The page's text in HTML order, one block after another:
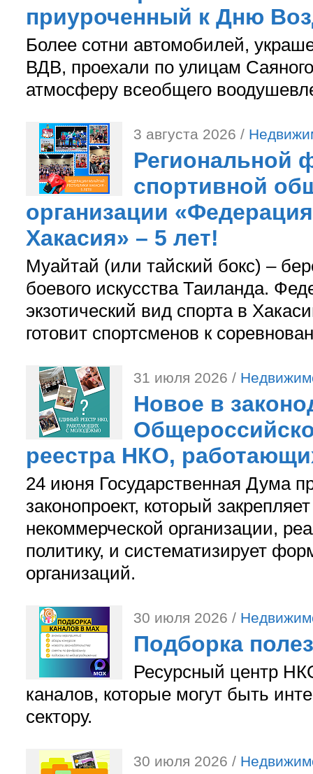
приуроченный к Дню
Более сотни автомобилей,
ВДВ, проехали по улицам
атмосферу всеобщего
3 августа 2026 /
Региональной
спортивной
организации
Хакасия» – 5 лет!
Муайтай (или тайский бокс) –
боевого искусства Таиланда.
экзотический вид спорта в
готовит спортсменов к
31 июля 2026 /
Новое в
реестра НКО,
24 июня Государственная Дума
законопроект, который
некоммерческой организации,
политику, и систематизирует
организаций.
30 июля 2026 /
Подборка
Ресурсный центр
каналов, которые могут быть
сектору.
30 июля 2026 /